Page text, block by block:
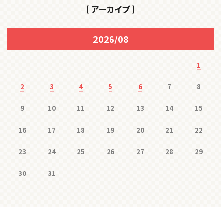
［ アーカイブ ］
2026/08
1
2 3 4 5 6 7 8
9 10 11 12 13 14 15
16 17 18 19 20 21 22
23 24 25 26 27 28 29
30 31